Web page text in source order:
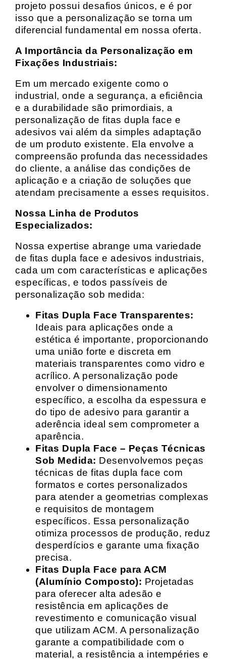
projeto possui desafios únicos, e é por
isso que a personalização se torna um
diferencial fundamental em nossa oferta.
A Importância da Personalização em
Fixações Industriais:
Em um mercado exigente como o
industrial, onde a segurança, a eficiência
e a durabilidade são primordiais, a
personalização de fitas dupla face e
adesivos vai além da simples adaptação
de um produto existente. Ela envolve a
compreensão profunda das necessidades
do cliente, a análise das condições de
aplicação e a criação de soluções que
atendam precisamente a esses requisitos.
Nossa Linha de Produtos
Especializados:
Nossa expertise abrange uma variedade
de fitas dupla face e adesivos industriais,
cada um com características e aplicações
específicas, e todos passíveis de
personalização sob medida:
Fitas Dupla Face Transparentes:
Ideais para aplicações onde a
estética é importante, proporcionando
uma união forte e discreta em
materiais transparentes como vidro e
acrílico. A personalização pode
envolver o dimensionamento
específico, a escolha da espessura e
do tipo de adesivo para garantir a
aderência ideal sem comprometer a
aparência.
Fitas Dupla Face – Peças Técnicas
Sob Medida: Desenvolvemos peças
técnicas de fitas dupla face com
formatos e cortes personalizados
para atender a geometrias complexas
e requisitos de montagem
específicos. Essa personalização
otimiza processos de produção, reduz
desperdícios e garante uma fixação
precisa.
Fitas Dupla Face para ACM
(Alumínio Composto): Projetadas
para oferecer alta adesão e
resistência em aplicações de
revestimento e comunicação visual
que utilizam ACM. A personalização
garante a compatibilidade com o
material, a resistência a intempéries e